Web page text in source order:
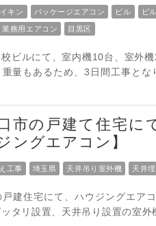
キン パッケージエアコン ビル ビ
業務用エアコン 目黒区
ビルにて、室内機10台、室外
量もあるため、3日間工事と
市の戸建て住宅に
ングエアコン】
工事 埼玉県 天井吊り室外機 天井
建住宅にて、ハウジングエア
タリ設置、天井吊り設置の室外